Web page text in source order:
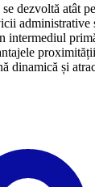
dezvoltă atât
intermediul
dinamică și